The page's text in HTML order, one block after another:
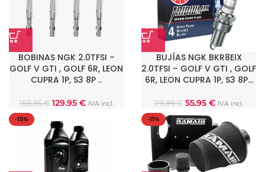
BOBINAS NGK 2.0TFSI –
GOLF V GTI , GOLF 6R, LEON
CUPRA 1P, S3 8P ..
159.95€ 129.95 € IVA incl.
BUJÍAS NGK BKR8EIX
2.0TFSI – GOLF V GTI , GOLF
6R, LEON CUPRA 1P, S3 8P…
79.99€ 55.95 € IVA incl.
-15% -11%